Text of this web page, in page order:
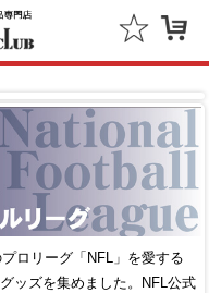
ロリーグ「NFL」を愛する
ッズを集めました。NFL公式